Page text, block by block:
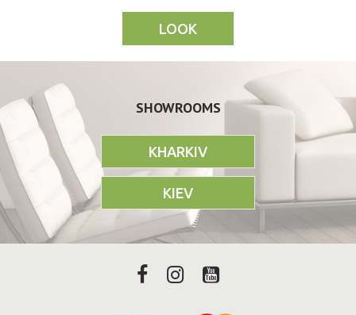
LOOK
SHOWROOMS
KHARKIV
KIEV